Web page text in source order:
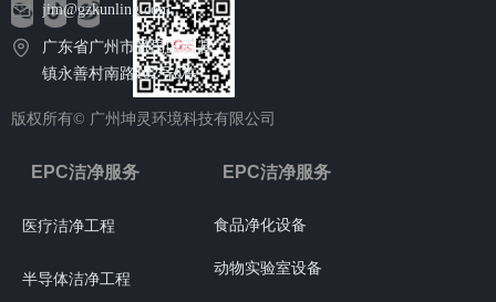
版权所有© 广州坤灵环境科技有限公司
EPC洁净服务
医疗洁净工程
半导体洁净工程
食品净化设备
动物实验室设备
EPC洁净服务
jim@gzkunling.com
广东省广州市番禺区石碁
镇永善村南路102号6栋